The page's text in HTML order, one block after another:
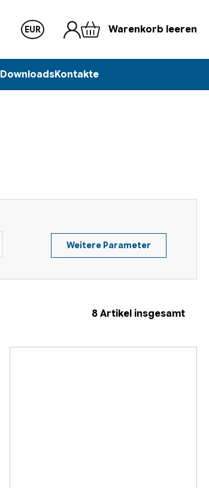
EUR Warenkorb leeren
DownloadsKontakte
Weitere Parameter
8 Artikel insgesamt